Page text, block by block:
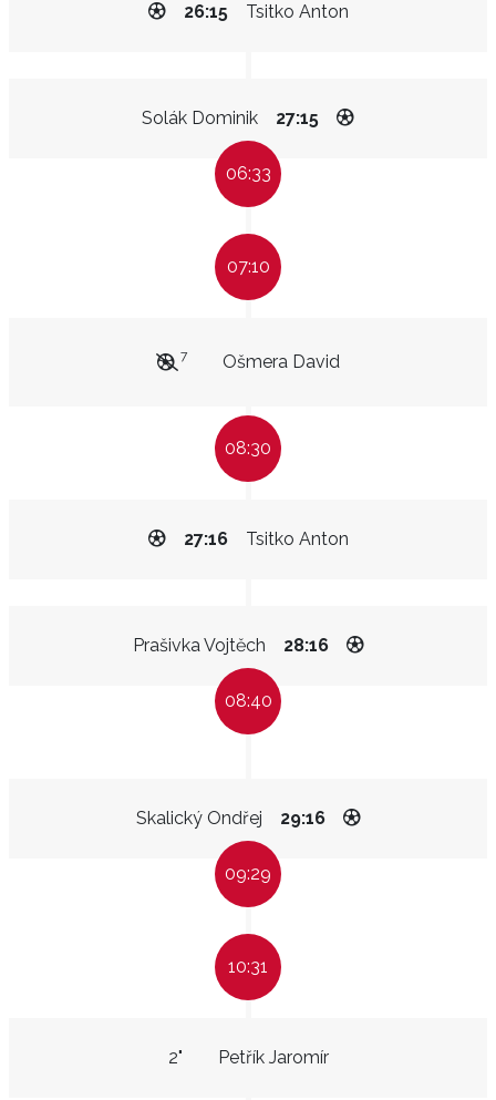
Tsitko Anton
26:15
Solák Dominik 27:15
06:33
07:10
Ošmera David
7
08:30
Tsitko Anton
27:16
Prašivka Vojtěch 28:16
08:40
Skalický Ondřej 29:16
09:29
10:31
Petřík Jaromír
2"